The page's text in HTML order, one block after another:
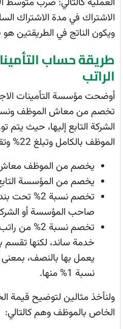
ويكون الناتج في الطريقتين
طريقة حساب
الراتب
أوضحت مؤسسة التأمينات
تخصم من معاش الموظف
الشركة التابع إليها، حيث يتم
الموظف بالكامل وتبلغ 22% وتقسم كما يلي:
يخصم من الموظف معاش
يخصم من المؤسسة التابع
تخصم نسبة 2%
صاحب المؤسسة أو
تخصم نسبة
خدمة ساند، لكنها تقسم
يعمل بها بالنصف،
نسبة 1% منها.
ولنأخذ مثالين لتوضيح قيمة
الخاص بالموظف وهم كالتالي: